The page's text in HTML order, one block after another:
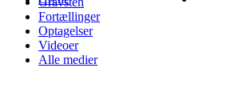
Fortællinger
Optagelser
Videoer
Alle medier